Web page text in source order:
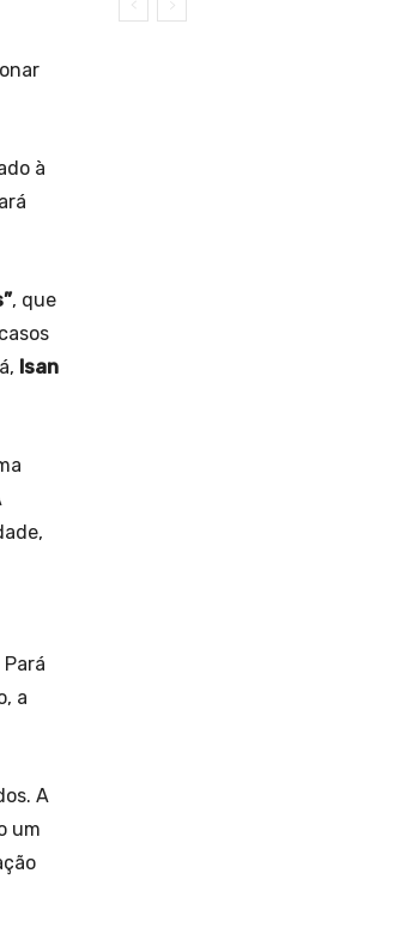
à
, que
Isan
a
A
um